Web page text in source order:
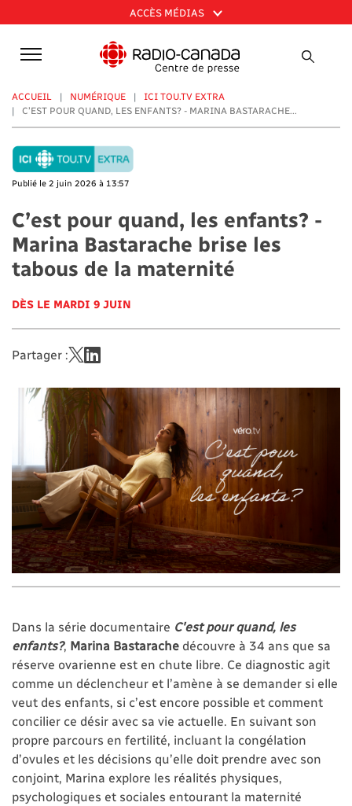
au
contenu
principal
ACCÈS MÉDIAS
ACCUEIL NUMÉRIQUE
ICI TOU.TV EXTRA
C’EST POUR QUAND, LES ENFANTS? - MARINA BASTARACHE...
Publié le 2 juin 2026 à 13:57
C’est pour quand, les enfants? -
Marina Bastarache brise les
tabous de la maternité
DÈS LE MARDI 9 JUIN
Partager :
Dans la série documentaire C'est pour quand, les
enfants?, Marina Bastarache découvre à 34 ans que sa
réserve ovarienne est en chute libre. Ce diagnostic agit
comme un déclencheur et l’amène à se demander si elle
veut des enfants, si c’est encore possible et comment
concilier ce désir avec sa vie actuelle. En suivant son
propre parcours en fertilité, incluant la congélation
d’ovules et les décisions qu’elle doit prendre avec son
conjoint, Marina explore les réalités physiques,
psychologiques et sociales entourant la maternité